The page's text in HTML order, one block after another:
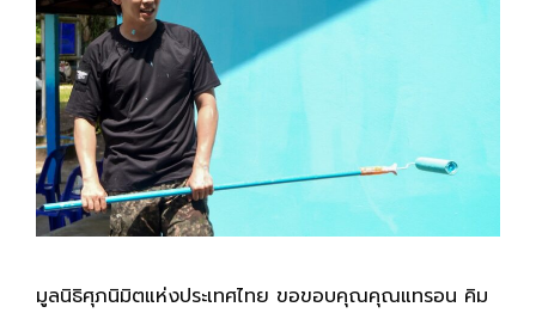
มูลนิธิศุภนิมิตแห่งประเทศไทย ขอขอบคุณคุณแทรอน คิม